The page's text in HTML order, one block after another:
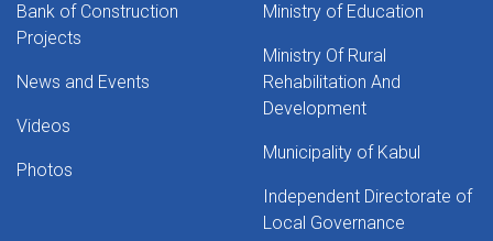
Bank of Construction
Projects
News and Events
Videos
Photos
Ministry of Education
Ministry Of Rural
Rehabilitation And
Development
Municipality of Kabul
Independent Directorate of
Local Governance